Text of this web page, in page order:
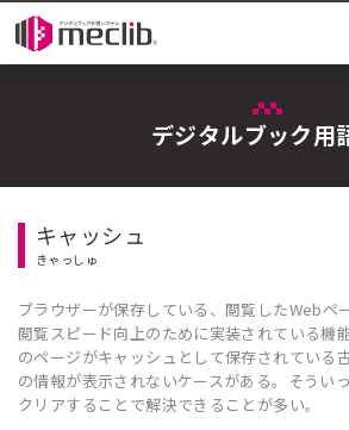
デジタルブック用
キャッシュ
きゃっしゅ
ブラウザーが保存している、閲覧したWebペ
閲覧スピード向上のために実装されている機
のページがキャッシュとして保存されている
の情報が表示されないケースがある。そうい
クリアすることで解決できることが多い。